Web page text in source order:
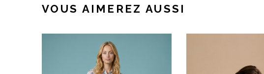
VOUS AIMEREZ AUSSI